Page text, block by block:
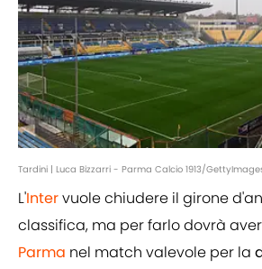
Tardini | Luca Bizzarri - Parma Calcio 1913/
L'Intervuole chiudere il girone
classifica, ma per farlo dovrà
Parma nel match valevole per la